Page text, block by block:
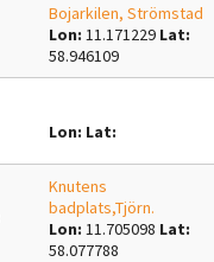
Bojarkilen, Strömstad
Lon: 11.171229 Lat:
58.946109
Lon: Lat:
Knutens
badplats,Tjörn.
Lon: 11.705098 Lat:
58.077788